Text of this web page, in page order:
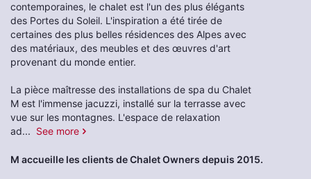
contemporaines, le chalet est l'un des plus élégants
des Portes du Soleil. L'inspiration a été tirée de
certaines des plus belles résidences des Alpes avec
des matériaux, des meubles et des œuvres d'art
provenant du monde entier.
La pièce maîtresse des installations de spa du Chalet
M est l'immense jacuzzi, installé sur la terrasse avec
vue sur les montagnes. L'espace de relaxation
ad... See more
M accueille les clients de Chalet Owners depuis 2015.